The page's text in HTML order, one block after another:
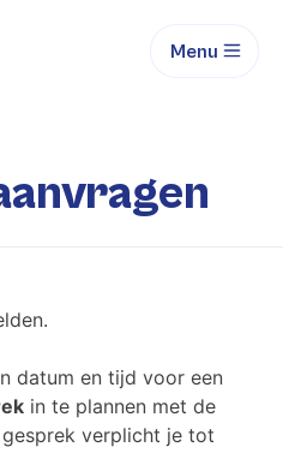
Menu